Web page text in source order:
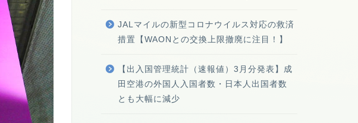
JALマイルの新型コロナウイルス対応の救済
措置【WAONとの交換上限撤廃に注目！】
【出入国管理統計（速報値）3月分発表】成
田空港の外国人入国者数・日本人出国者数
とも大幅に減少